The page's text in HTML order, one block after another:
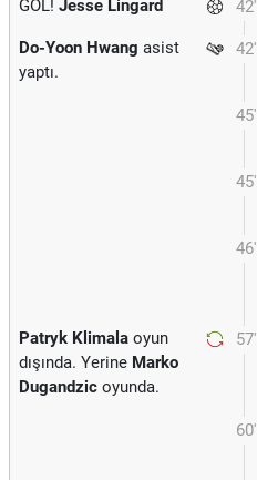
42'
GOL! Jesse Lingard
42'
Do-Yoon Hwang asist
yaptı.
45'
45'
46'
57'
Patryk Klimala oyun
dışında. Yerine Marko
Dugandzic oyunda.
60'